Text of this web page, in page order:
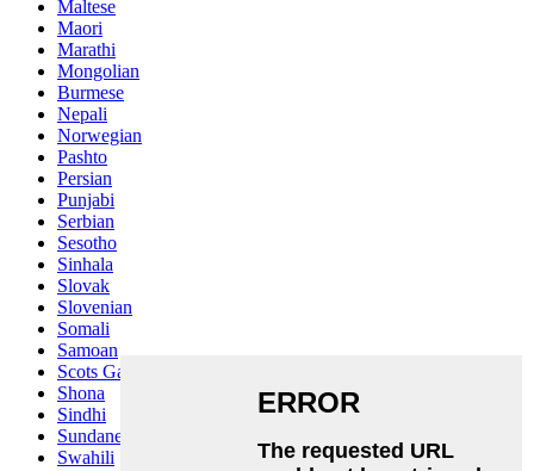
Maltese
Maori
Marathi
Mongolian
Burmese
Nepali
Norwegian
Pashto
Persian
Punjabi
Serbian
Sesotho
Sinhala
Slovak
Slovenian
Somali
Samoan
Scots Gaelic
Shona
Sindhi
Sundanese
Swahili